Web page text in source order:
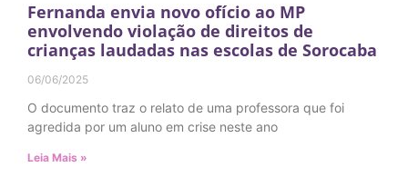
Fernanda envia novo ofício ao MP
envolvendo violação de direitos de
crianças laudadas nas escolas de Sorocaba
06/06/2025
O documento traz o relato de uma professora que foi
agredida por um aluno em crise neste ano
Leia Mais »